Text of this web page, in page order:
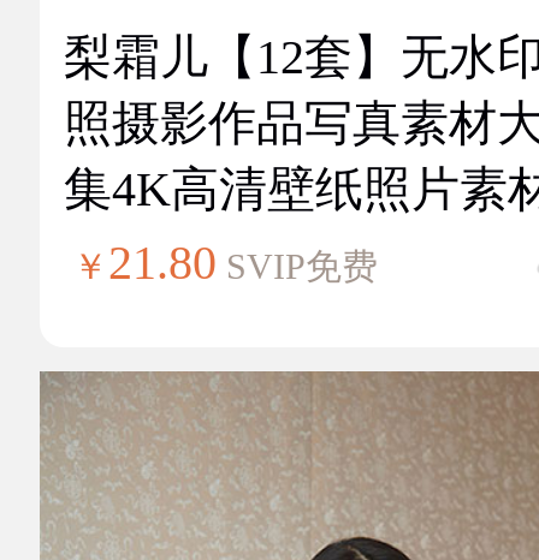
梨霜儿【12套】无水
照摄影作品写真素材
集4K高清壁纸照片素
￥ 21.80 SVIP免费